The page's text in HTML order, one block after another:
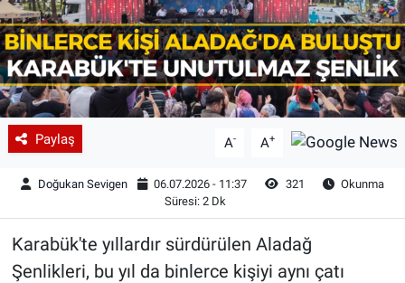
Paylaş A- A+
Doğukan Sevigen 06.07.2026 - 11:37 321
Okunma
Süresi: 2 Dk
Karabük'te yıllardır sürdürülen Aladağ
Şenlikleri, bu yıl da binlerce kişiyi aynı çatı